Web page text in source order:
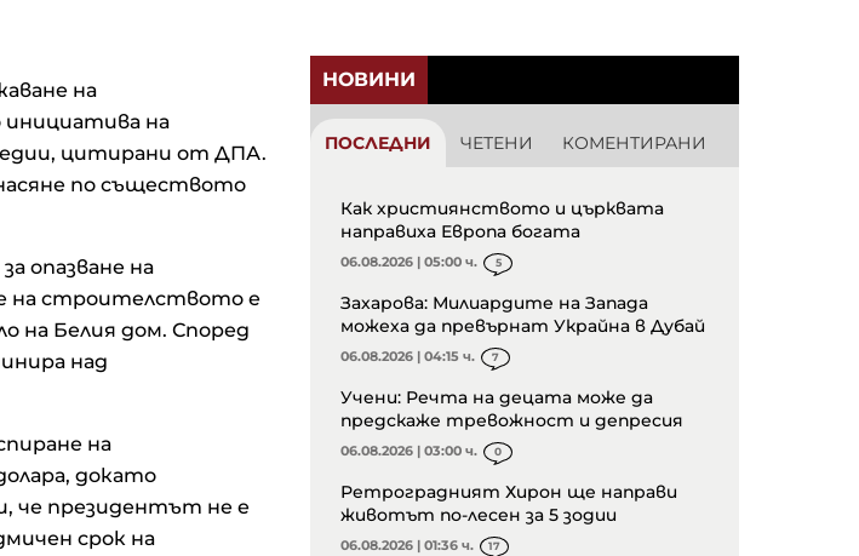
на
инициатива на
цитирани от ДПА.
по съществото
опазване на
на строителството е
на Белия дом. Според
над
на
докато
че президентът не е
срок на
НОВИНИ
ПОСЛЕДНИ ЧЕТЕНИ КОМЕНТИРАНИ
Как християнството и църквата
направиха Европа богата
06.08.2026 | 05:00 ч. 5
Захарова: Милиардите на Запада
можеха да превърнат Украйна в Дубай
06.08.2026 | 04:15 ч. 7
Учени: Речта на децата може да
предскаже тревожност и депресия
06.08.2026 | 03:00 ч. 0
Ретроградният Хирон ще направи
животът по-лесен за 5 зодии
06.08.2026 | 01:36 ч. 17